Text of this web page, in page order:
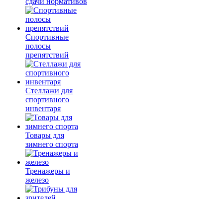
Спортивные
полосы
препятствий
Стеллажи для
спортивного
инвентаря
Товары для
зимнего спорта
Тренажеры и
железо